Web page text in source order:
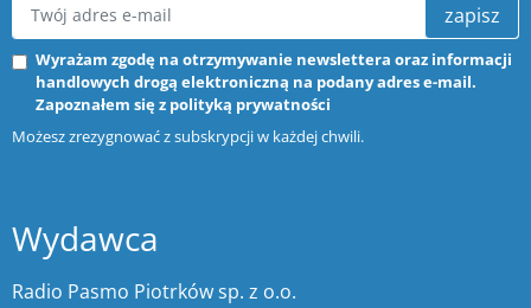
zapisz
Wyrażam zgodę na otrzymywanie newslettera oraz informacji
handlowych drogą elektroniczną na podany adres e-mail.
Zapoznałem się z polityką prywatności
Możesz zrezygnować z subskrypcji w każdej chwili.
Wydawca
Radio Pasmo Piotrków sp. z o.o.